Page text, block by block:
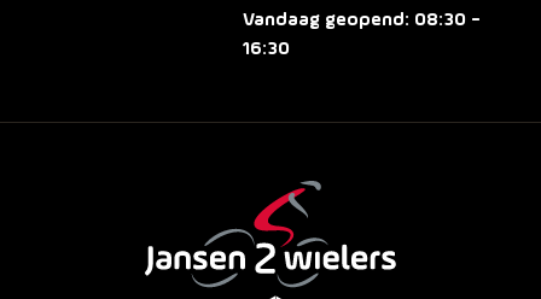
Vandaag geopend: 08:30 -
16:30